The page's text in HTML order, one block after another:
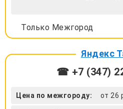
Только Межгород
Яндекс
☎ +7 (347)
Цена по межгороду: от 26